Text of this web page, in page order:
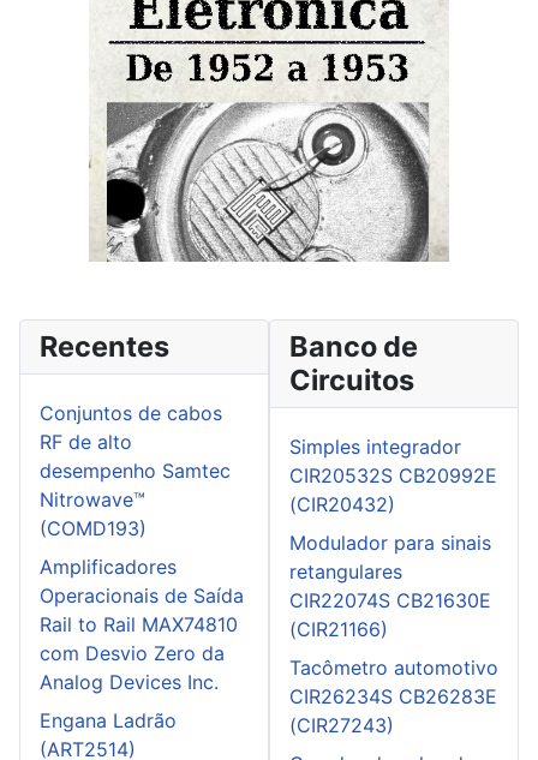
Recentes
Conjuntos de cabos
RF de alto
desempenho Samtec
Nitrowave™
(COMD193)
Amplificadores
Operacionais de Saída
Rail to Rail MAX74810
com Desvio Zero da
Analog Devices Inc.
Engana Ladrão
(ART2514)
Banco de
Circuitos
Simples integrador
CIR20532S CB20992E
(CIR20432)
Modulador para sinais
retangulares
CIR22074S CB21630E
(CIR21166)
Tacômetro automotivo
CIR26234S CB26283E
(CIR27243)